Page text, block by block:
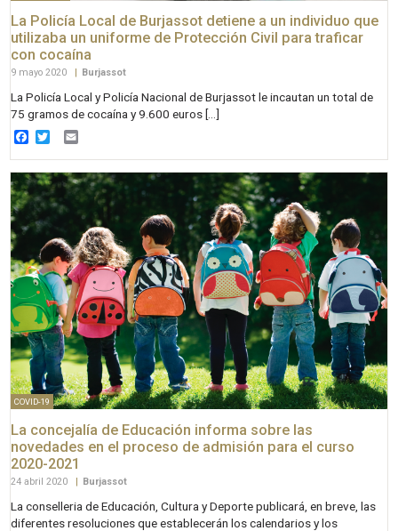
La Policía Local de Burjassot detiene a un individuo que
utilizaba un uniforme de Protección Civil para traficar
con cocaína
9 mayo 2020 Burjassot
La Policía Local y Policía Nacional de Burjassot le incautan un total de
75 gramos de cocaína y 9.600 euros […]
Facebook
Twitter
COVID-19
La concejalía de Educación informa sobre las
novedades en el proceso de admisión para el curso
2020-2021
24 abril 2020 Burjassot
La conselleria de Educación, Cultura y Deporte publicará, en breve, las
diferentes resoluciones que establecerán los calendarios y los